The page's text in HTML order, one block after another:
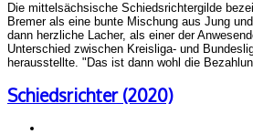
Die mittelsächsische Schiedsrichtergilde
Bremer als eine bunte Mischung aus Jung
dann herzliche Lacher, als einer der
Unterschied zwischen Kreisliga- und
herausstellte. "Das ist dann wohl die
Schiedsrichter (2020)